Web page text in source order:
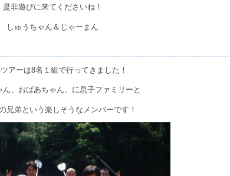
是非遊びに来てくださいね！
しゅうちゃん＆じゃーまん
アーは8名１組で行ってきました！
ん、おばあちゃん、に息子ファミリーと
兄弟という楽しそうなメンバーです！